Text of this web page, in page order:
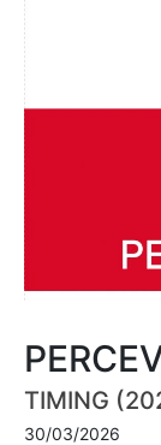
TIMING
30/03/2026